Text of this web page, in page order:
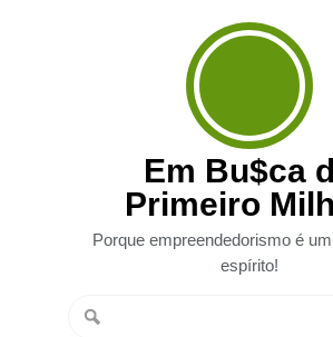
Em Bu$ca
Primeiro
Porque empreendedorismo é
espírito!